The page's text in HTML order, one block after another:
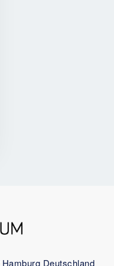
Hamburg Deutschland